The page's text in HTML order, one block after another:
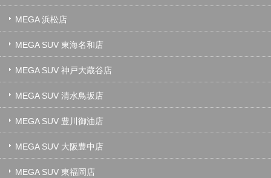
MEGA 浜松店
MEGA SUV 東海名和店
MEGA SUV 神戸大蔵谷店
MEGA SUV 清水鳥坂店
MEGA SUV 豊川御油店
MEGA SUV 大阪豊中店
MEGA SUV 東福岡店